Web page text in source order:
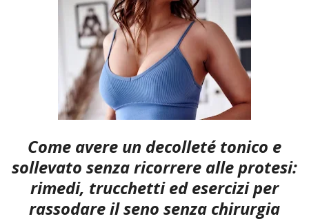
Come avere un decolleté tonico e
sollevato senza ricorrere alle protesi:
rimedi, trucchetti ed esercizi per
rassodare il seno senza chirurgia